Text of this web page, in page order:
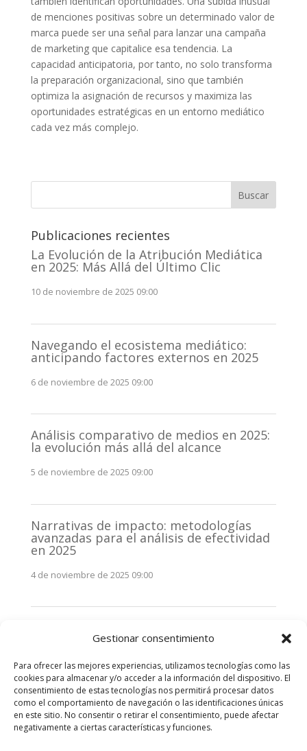
Gestionar consentimiento
Para ofrecer las mejores experiencias, utilizamos tecnologías como las
cookies para almacenar y/o acceder a la información del dispositivo. El
consentimiento de estas tecnologías nos permitirá procesar datos
como el comportamiento de navegación o las identificaciones únicas
en este sitio. No consentir o retirar el consentimiento, puede afectar
negativamente a ciertas características y funciones.
de menciones positivas sobre un determinado valor de
marca puede ser una señal para lanzar una campaña
de marketing que capitalice esa tendencia. La
capacidad anticipatoria, por tanto, no solo transforma
la preparación organizacional, sino que también
optimiza la asignación de recursos y maximiza las
oportunidades estratégicas en un entorno mediático
cada vez más complejo.
Buscar
Publicaciones recientes
La Evolución de la Atribución Mediática
en 2025: Más Allá del Último Clic
10 de noviembre de 2025 09:00
Navegando el ecosistema mediático:
anticipando factores externos en 2025
6 de noviembre de 2025 09:00
Análisis comparativo de medios en 2025:
la evolución más allá del alcance
5 de noviembre de 2025 09:00
Narrativas de impacto: metodologías
avanzadas para el análisis de efectividad
en 2025
4 de noviembre de 2025 09:00
stakeholders en 2025: La clave de la
3 de noviembre de 2025 09:00
Comentarios recientes